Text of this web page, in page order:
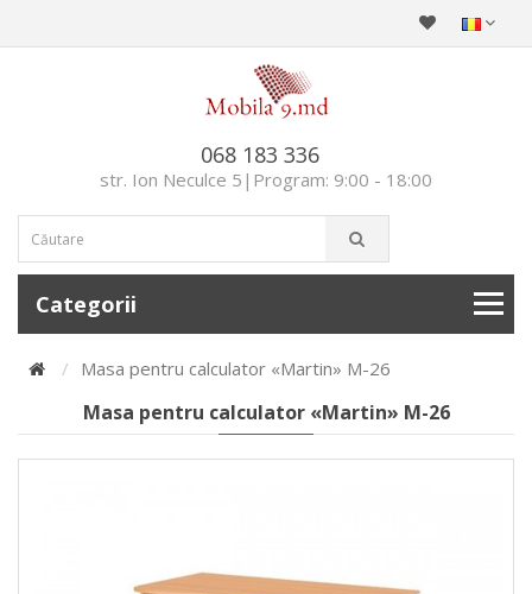
068 183 336
str. Ion Neculce 5|Program: 9:00 - 18:00
Categorii
Masa pentru calculator «Martin» M-26
Masa pentru calculator «Martin» M-26